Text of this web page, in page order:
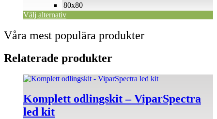
80x80
Välj alternativ
Våra mest populära produkter
Relaterade produkter
Komplett odlingskit – ViparSpectra
led kit
Den
produkten
har
flera